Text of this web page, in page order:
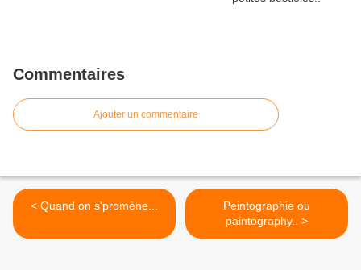
Commentaires
Ajouter un commentaire
< Quand on s'promène...
Peintographie ou
paintography.. >